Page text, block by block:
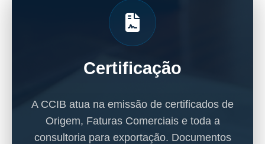
Certificação
A CCIB atua na emissão de certificados de
Origem, Faturas Comerciais e toda a
consultoria para exportação. Documentos